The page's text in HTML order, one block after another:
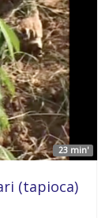
23 min'
(tapioca)